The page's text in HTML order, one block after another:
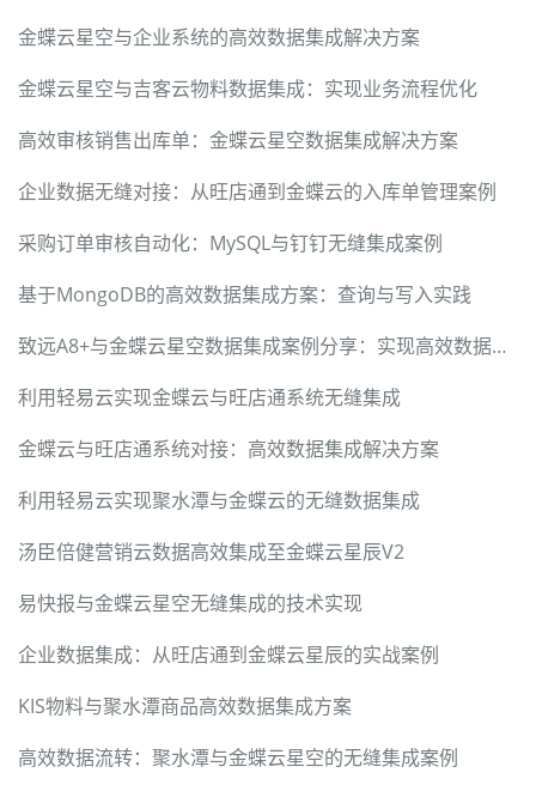
金蝶云星空与企业系统的高效数据集成解决方案
金蝶云星空与吉客云物料数据集成：实现业务流程优化
高效审核销售出库单：金蝶云星空数据集成解决方案
企业数据无缝对接：从旺店通到金蝶云的入库单管理案例
采购订单审核自动化：MySQL与钉钉无缝集成案例
基于MongoDB的高效数据集成方案：查询与写入实践
致远A8+与金蝶云星空数据集成案例分享：实现高效数据流转
利用轻易云实现金蝶云与旺店通系统无缝集成
金蝶云与旺店通系统对接：高效数据集成解决方案
利用轻易云实现聚水潭与金蝶云的无缝数据集成
汤臣倍健营销云数据高效集成至金蝶云星辰V2
易快报与金蝶云星空无缝集成的技术实现
企业数据集成：从旺店通到金蝶云星辰的实战案例
KIS物料与聚水潭商品高效数据集成方案
高效数据流转：聚水潭与金蝶云星空的无缝集成案例